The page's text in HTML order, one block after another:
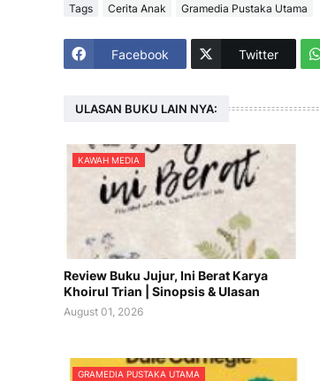
Tags Cerita Anak Gramedia Pustaka Utama
Facebook Twitter
ULASAN BUKU LAIN NYA:
KAWAH MEDIA
Review Buku Jujur, Ini Berat Karya
Khoirul Trian | Sinopsis & Ulasan
August 01, 2026
GRAMEDIA PUSTAKA UTAMA